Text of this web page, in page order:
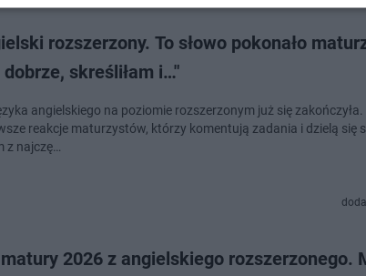
rozszerzony. To słowo pokonało
dobrze, skreśliłam i…"
angielskiego na poziomie rozszerzonym już się zakończyła.
reakcje maturzystów, którzy komentują zadania i dzielą się
z najczę…
2026 z angielskiego rozszerzonego.